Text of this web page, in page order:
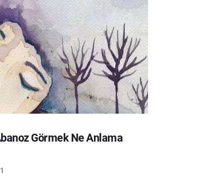
Görmek Ne Anlama